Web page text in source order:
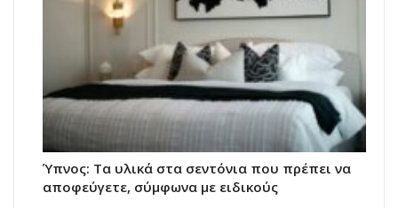
Ύπνος: Τα υλικά στα σεντόνια που πρέπει να
αποφεύγετε, σύμφωνα με ειδικούς